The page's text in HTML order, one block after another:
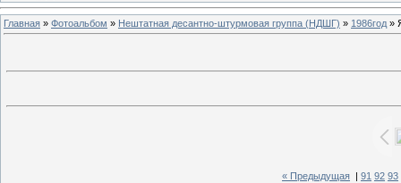
Главная » Фотоальбом » Нештатная десантно-штурмовая группа (НДШГ) » 1986год »
« Предыдущая 91 92 93